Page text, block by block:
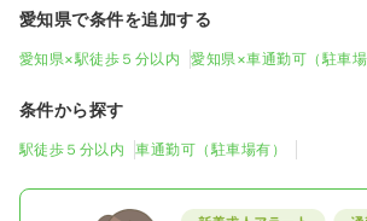
愛知県で条件を追加する
愛知県×駅徒歩５分以内 愛知県×車通勤可（駐車場
条件から探す
駅徒歩５分以内 車通勤可（駐車場有）